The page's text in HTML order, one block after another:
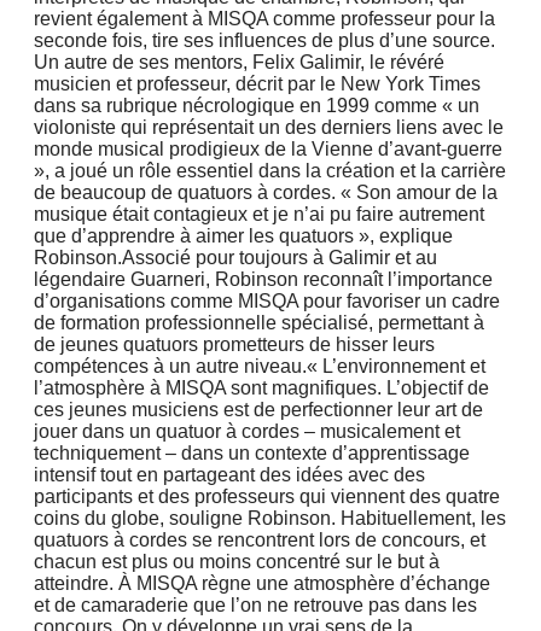
revient également à MISQA comme professeur pour la
seconde fois, tire ses influences de plus d’une source.
Un autre de ses mentors, Felix Galimir, le révéré
musicien et professeur, décrit par le New York Times
dans sa rubrique nécrologique en 1999 comme « un
violoniste qui représentait un des derniers liens avec le
monde musical prodigieux de la Vienne d’avant-guerre
», a joué un rôle essentiel dans la création et la carrière
de beaucoup de quatuors à cordes. « Son amour de la
musique était contagieux et je n’ai pu faire autrement
que d’apprendre à aimer les quatuors », explique
Robinson.Associé pour toujours à Galimir et au
légendaire Guarneri, Robinson reconnaît l’importance
d’organisations comme MISQA pour favoriser un cadre
de formation professionnelle spécialisé, permettant à
de jeunes quatuors prometteurs de hisser leurs
compétences à un autre niveau.« L’environnement et
l’atmosphère à MISQA sont magnifiques. L’objectif de
ces jeunes musiciens est de perfectionner leur art de
jouer dans un quatuor à cordes – musicalement et
techniquement – dans un contexte d’apprentissage
intensif tout en partageant des idées avec des
participants et des professeurs qui viennent des quatre
coins du globe, souligne Robinson. Habituellement, les
quatuors à cordes se rencontrent lors de concours, et
chacun est plus ou moins concentré sur le but à
atteindre. À MISQA règne une atmosphère d’échange
et de camaraderie que l’on ne retrouve pas dans les
concours. On y développe un vrai sens de la